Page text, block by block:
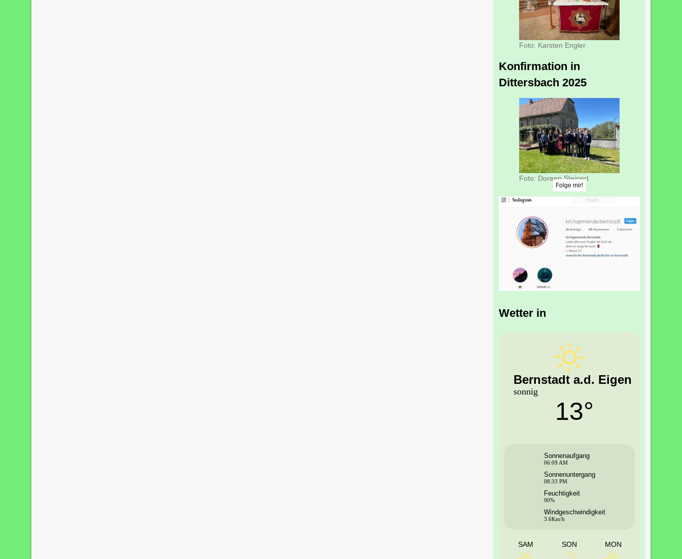
Foto: Karsten Engler
Konfirmation in
Dittersbach 2025
Foto: Doreen Steinert
Folge mir!
Wetter in
Bernstadt a.d. Eigen
sonnig
13°
Sonnenaufgang
06:09 AM
Sonnenuntergang
08:33 PM
Feuchtigkeit
90%
Windgeschwindigkeit
3.6Km/h
SAM SON MON